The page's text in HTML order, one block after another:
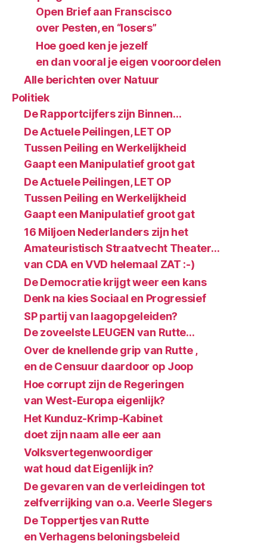
Open Brief aan Franscisco
over Pesten, en “losers”
Hoe goed ken je jezelf
en dan vooral je eigen vooroordelen
Alle berichten over Natuur
Politiek
De Rapportcijfers zijn Binnen…
De Actuele Peilingen, LET OP
Tussen Peiling en Werkelijkheid
Gaapt een Manipulatief groot gat
De Actuele Peilingen, LET OP
Tussen Peiling en Werkelijkheid
Gaapt een Manipulatief groot gat
16 Miljoen Nederlanders zijn het
Amateuristisch Straatvecht Theater…
van CDA en VVD helemaal ZAT :-)
De Democratie krijgt weer een kans
Denk na kies Sociaal en Progressief
SP partij van laagopgeleiden?
De zoveelste LEUGEN van Rutte…
Over de knellende grip van Rutte ,
en de Censuur daardoor op Joop
Hoe corrupt zijn de Regeringen
van West-Europa eigenlijk?
Het Kunduz-Krimp-Kabinet
doet zijn naam alle eer aan
Volksvertegenwoordiger
wat houd dat Eigenlijk in?
De gevaren van de verleidingen tot
zelfverrijking van o.a. Veerle Slegers
De Toppertjes van Rutte
en Verhagens beloningsbeleid